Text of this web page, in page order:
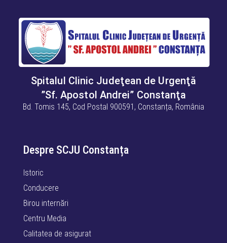
Spitalul Clinic Judeţean de Urgenţă
”Sf. Apostol Andrei” Constanţa
Bd. Tomis 145, Cod Postal 900591, Constanța, România
Despre SCJU Constanța
Istoric
Conducere
Birou internări
Centru Media
Calitatea de asigurat